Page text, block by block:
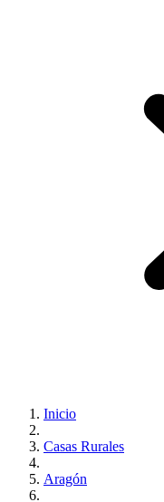
Inicio
Casas Rurales
Aragón